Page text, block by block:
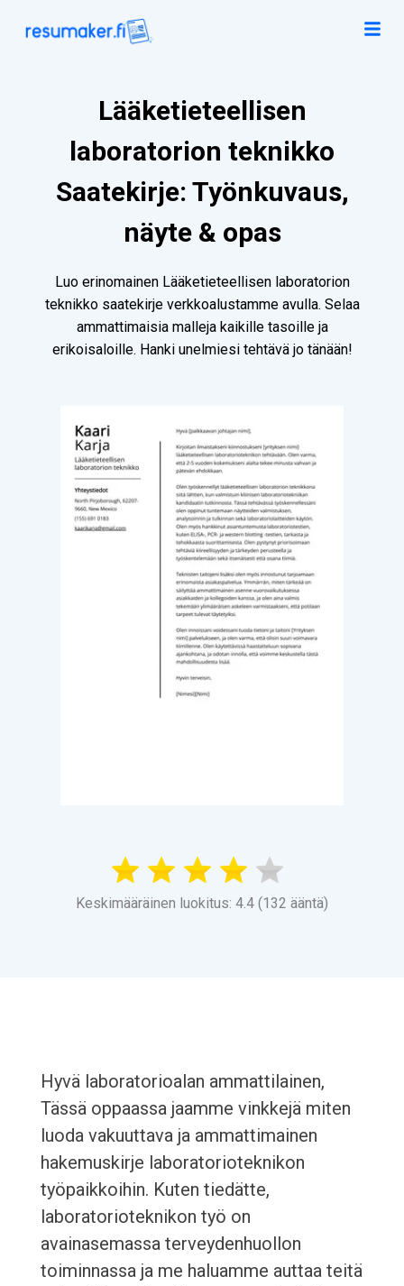
Lääketieteellisen
laboratorion teknikko
Saatekirje: Työnkuvaus,
näyte & opas
Luo erinomainen Lääketieteellisen laboratorion
teknikko saatekirje verkkoalustamme avulla. Selaa
ammattimaisia malleja kaikille tasoille ja
erikoisaloille. Hanki unelmiesi tehtävä jo tänään!
Keskimääräinen luokitus: 4.4 (132 ääntä)
Hyvä laboratorioalan ammattilainen,
Tässä oppaassa jaamme vinkkejä miten
luoda vakuuttava ja ammattimainen
hakemuskirje laboratorioteknikon
työpaikkoihin. Kuten tiedätte,
laboratorioteknikon työ on
avainasemassa terveydenhuollon
toiminnassa ja me haluamme auttaa teitä